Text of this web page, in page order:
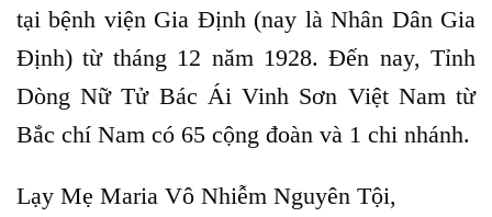
tại bệnh viện Gia Định (nay là Nhân Dân Gia
Định) từ tháng 12 năm 1928. Đến nay, Tỉnh
Dòng Nữ Tử Bác Ái Vinh Sơn Việt Nam từ
Bắc chí Nam có 65 cộng đoàn và 1 chi nhánh.
Lạy Mẹ Maria Vô Nhiễm Nguyên Tội,